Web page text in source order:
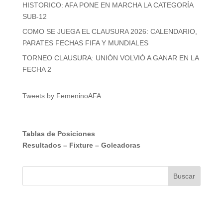
HISTORICO: AFA PONE EN MARCHA LA CATEGORÍA
SUB-12
COMO SE JUEGA EL CLAUSURA 2026: CALENDARIO,
PARATES FECHAS FIFA Y MUNDIALES
TORNEO CLAUSURA: UNIÓN VOLVIÓ A GANAR EN LA
FECHA 2
Tweets by FemeninoAFA
Tablas de Posiciones
Resultados – Fixture– Goleadoras